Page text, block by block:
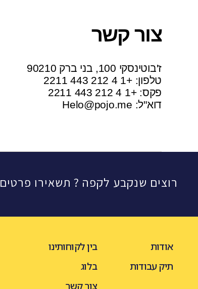
צור קשר
ז'בוטינסקי 100, בני ברק 90210
טלפון: +1 4 212 443 2211
פקס: +1 4 212 443 2211
דוא"ל: Helo@pojo.me
רוצים שנקבע לקפה ? תשאירו פרטים
אודות
תיק עבודות
בין לקוחותינו
בלוג
צור קשר